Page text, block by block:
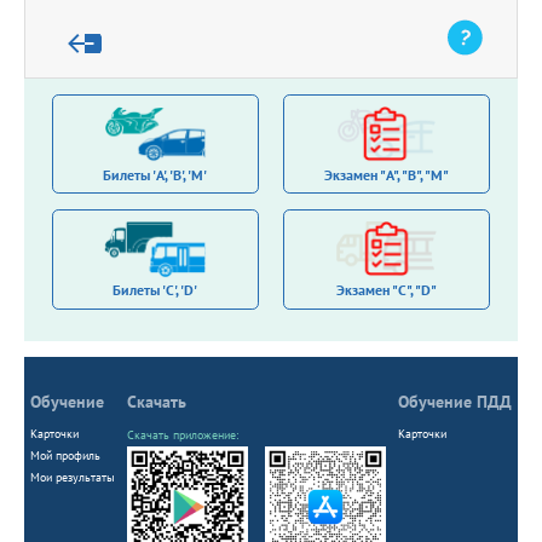
Stop
Билеты 'A', 'B', 'M' Экзамен "A", "B", "M"
Билеты 'С', 'D' Экзамен "C", "D"
Обучение
Карточки
Мой профиль
Мои результаты
Скачать
Скачать приложение:
Обучение ПДД
Карточки